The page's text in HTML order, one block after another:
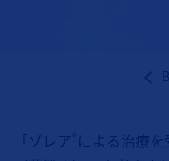
「ゾレア による治療